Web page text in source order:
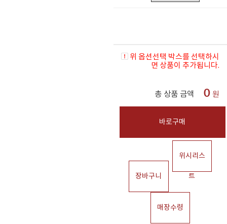
위 옵션선택 박스를 선택하시
면 상품이 추가됩니다.
총 상품 금액 0 원
바로구매
장바구니
위시리스
트
매장수령